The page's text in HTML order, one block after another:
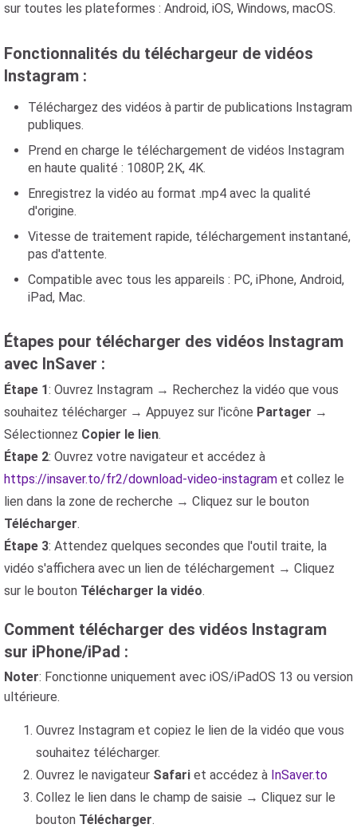
sur toutes les plateformes : Android, iOS, Windows, macOS.
Fonctionnalités du téléchargeur de vidéos
Instagram :
Téléchargez des vidéos à partir de publications Instagram
publiques.
Prend en charge le téléchargement de vidéos Instagram
en haute qualité : 1080P, 2K, 4K.
Enregistrez la vidéo au format .mp4 avec la qualité
d'origine.
Vitesse de traitement rapide, téléchargement instantané,
pas d'attente.
Compatible avec tous les appareils : PC, iPhone, Android,
iPad, Mac.
Étapes pour télécharger des vidéos Instagram
avec InSaver :
Étape 1: Ouvrez Instagram → Recherchez la vidéo que vous
souhaitez télécharger → Appuyez sur l'icône Partager →
Sélectionnez Copier le lien.
Étape 2: Ouvrez votre navigateur et accédez à
https://insaver.to/fr2/download-video-instagram et collez le
lien dans la zone de recherche → Cliquez sur le bouton
Télécharger.
Étape 3: Attendez quelques secondes que l'outil traite, la
vidéo s'affichera avec un lien de téléchargement → Cliquez
sur le bouton Télécharger la vidéo.
Comment télécharger des vidéos Instagram
sur iPhone/iPad :
Noter: Fonctionne uniquement avec iOS/iPadOS 13 ou version
ultérieure.
Ouvrez Instagram et copiez le lien de la vidéo que vous
souhaitez télécharger.
Ouvrez le navigateur Safari et accédez à InSaver.to
Collez le lien dans le champ de saisie → Cliquez sur le
bouton Télécharger.